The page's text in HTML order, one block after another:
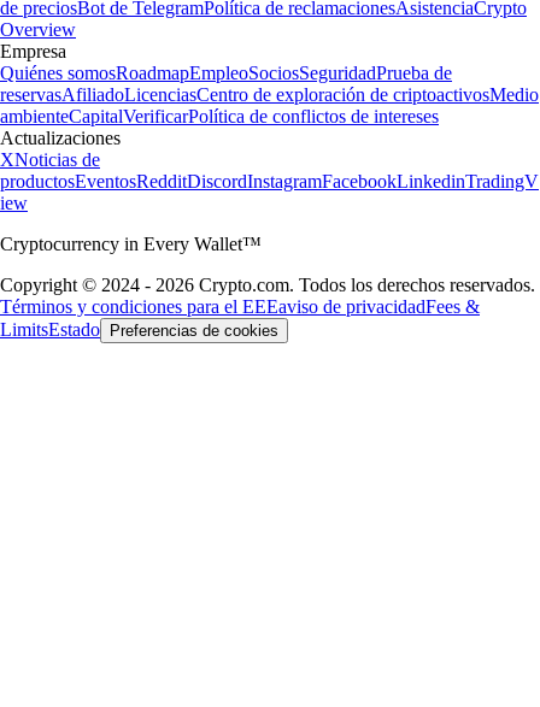
de preciosBot de TelegramPolítica de reclamacionesAsistenciaCrypto
Overview
Empresa
Quiénes somosRoadmapEmpleoSociosSeguridadPrueba de
reservasAfiliadoLicenciasCentro de exploración de criptoactivosMedio
ambienteCapitalVerificarPolítica de conflictos de intereses
Actualizaciones
XNoticias de
productosEventosRedditDiscordInstagramFacebookLinkedinTradingV
iew
Cryptocurrency in Every Wallet™
Copyright © 2024 - 2026 Crypto.com. Todos los derechos reservados.
Términos y condiciones para el EEEaviso de privacidadFees &
LimitsEstado Preferencias de cookies